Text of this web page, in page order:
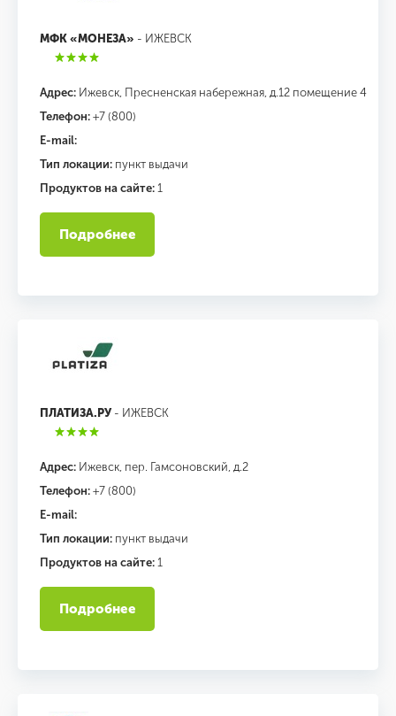
МФК «МОНЕЗА» - ИЖЕВСК
Адрес: Ижевск, Пресненская набережная, д.12 помещение 4
Телефон: +7 (800)
E-mail:
Тип локации: пункт выдачи
Продуктов на сайте: 1
Подробнее
ПЛАТИЗА.РУ- ИЖЕВСК
Адрес: Ижевск, пер. Гамсоновский, д.2
Телефон: +7 (800)
E-mail:
Тип локации: пункт выдачи
Продуктов на сайте: 1
Подробнее